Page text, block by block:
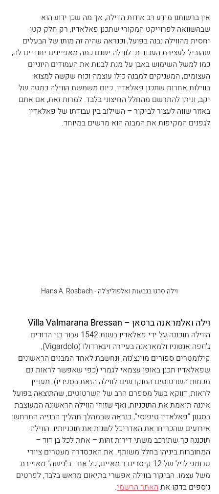
אין ברשותנו מידע רב אודות הווילה, אך מה שכן ידוע הוא
שבהשוואה לפרוייקט המקורי שתכנן פאלאדיו, רק חלק קטן
יחסית מהווילה נבנה בפועל, וכנראה שהיה זה מותו של הבעלים
שהוביל לעצירת העבודות. לווילה ישנם כמה מאפיינים יחודיים לה,
כמו למשל השימוש באבן על מנת לבנות את העמודים היוניים
העצומים, המעניקים למבנה כולו עוצמה וכוח שקשה למצוא
בווילות אחרות שתכנן פאלאדיו. כיום משמשת הווילה כמטה של
יקב, וניתן להתרשם מהחלל החיצוני בלבד. למרות זאת, אם אתם
באזור שווה לעצור לביקור – השילוב בין עבודתו של פאלאדיו
לגפנים המקיפות את המבנה הוא מרשים במיוחד.
וילה סרגו בגבעות ואלפוליצ'לה - Hans A. Rosbach
וילה ואלמראנה ברסאן – Villa Valmarana Bressan
הווילה תוכננה על ידי פאלאדיו בשנת 1542 עבור בני הדודים
ג'וזפה אנטוניו ולמאראנה בעיירה ויגארדולו (Vigardolo),
קילומטרים ספורים מוינצ'נזה, ונחשבת לאחד המבנים הראשונים
שפאלאדיו תכנן באופן עצמאי לגמרי (כפי שאפשר לראות גם
מכמות השרטוטים המוקדשים לווילה הזאת בספריו). מעניין
לראות, דווקא בשל מספרם הרב של השרטוטים, שהתוצאה בפועל
איננה תואמת את התוכניות, ואף שזוהי הווילה הראשונה המעוצבת
בסגנון "פאלאדיו טיפוסי", כנראה שבמהלך תהליך הבנייה התרחשו
אירועים שהכריחו את האדריכל לשנות את תוכניותיו. הווילה
תוכננה כך שתורכב משתי דירות זהות – אחת לכל בן דוד –
המחוברות ביניהן בחלל משותף. את האכסדרה מעטרים ציורי
טרומפ לויל של 12 קיסרים רומאיים, כל אחד ב"נישה" מאויירת
משל עצמו. הביקור בווילה אפשרי בתיאום מראש בלבד, לפרטים
נוספים בדקו את האתר הרשמי.